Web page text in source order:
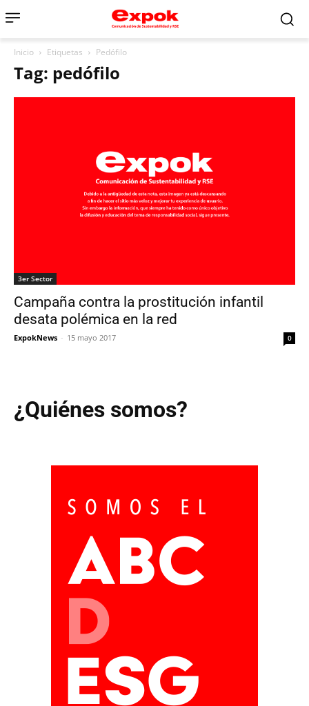
Inicio Etiquetas Pedófilo
Tag: pedófilo
3er Sector
Campaña contra la prostitución infantil
desata polémica en la red
ExpokNews - 15 mayo 2017 0
¿Quiénes somos?